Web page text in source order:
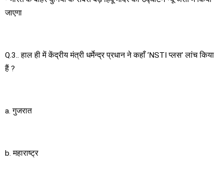
जाएगा
Q.3.. हाल ही में केंद्रीय मंत्री धर्मेन्द्र प्रधान ने कहाँ ‘NSTI प्लस’ लांच किया
हैं ?
a. गुजरात
b. महाराष्ट्र